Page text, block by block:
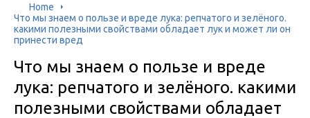
Home
Что мы знаем о пользе и вреде лука: репчатого и зелёного.
какими полезными свойствами обладает лук и может ли он
принести вред
Что мы знаем о пользе и вреде
лука: репчатого и зелёного. какими
полезными свойствами обладает